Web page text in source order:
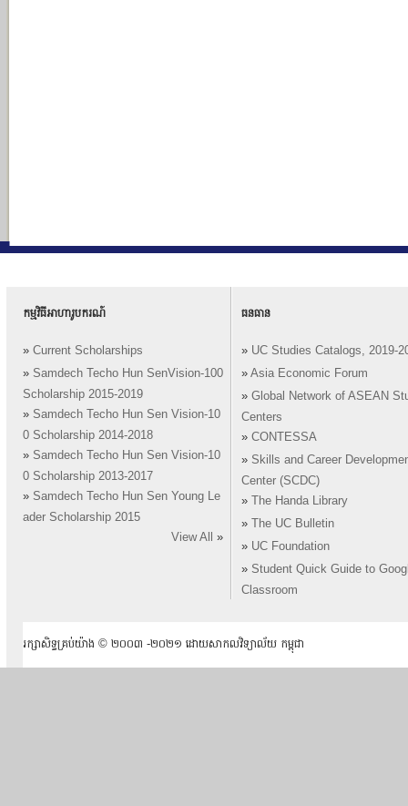
កម្មវិធីអាហារូបករណ៍
» Current Scholarships
» Samdech Techo Hun SenVision-100
Scholarship 2015-2019
» Samdech Techo Hun Sen Vision-10
0 Scholarship 2014-2018
» Samdech Techo Hun Sen Vision-10
0 Scholarship 2013-2017
» Samdech Techo Hun Sen Young Le
ader Scholarship 2015
View All
»
ធនធាន
» UC Studies Catalogs, 2019-
» Asia Economic Forum
» Global Network of ASEAN
Centers
» CONTESSA
» Skills and Career
Center (SCDC)
»
The Handa Library
»
The UC Bulletin
» UC Foundation
» Student Quick Guide to
Classroom
រក្សាសិទ្ធគ្រប់យ៉ាង ​© ២០០៣ -២០២១ ដោយសាកលវិទ្យាល័យ កម្ពុជា